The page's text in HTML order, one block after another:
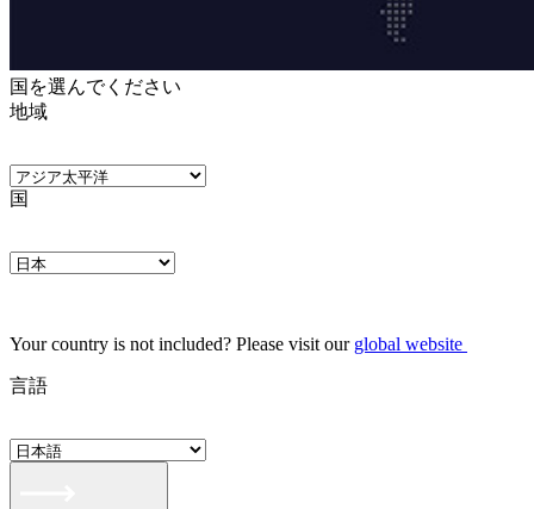
国を選んでください
地域
国
Your country is not included? Please visit our global website
言語